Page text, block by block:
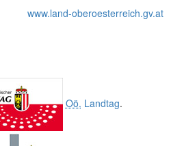
www.land-oberoesterreich.gv.at
Oö. Landtag.